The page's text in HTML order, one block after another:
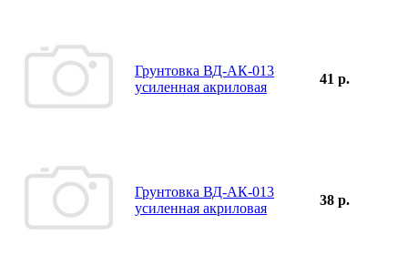
Грунтовка ВД-АК-013
усиленная акриловая
41 р.
Грунтовка ВД-АК-013
усиленная акриловая
38 р.